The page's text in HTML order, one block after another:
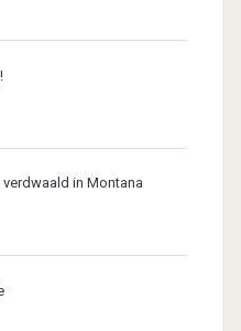
in Montana